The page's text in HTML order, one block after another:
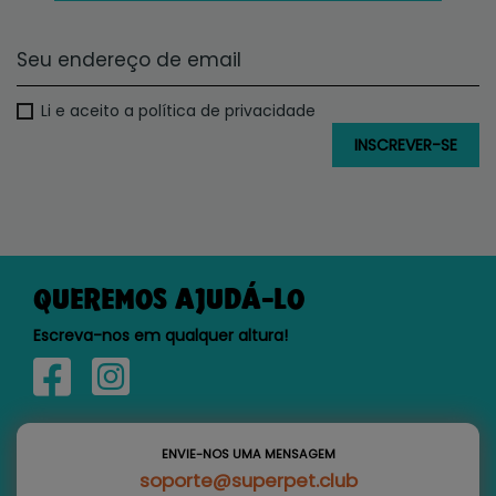
Li e aceito a política de privacidade
QUEREMOS AJUDÁ-LO
Escreva-nos em qualquer altura!
ENVIE-NOS UMA MENSAGEM
soporte@superpet.club